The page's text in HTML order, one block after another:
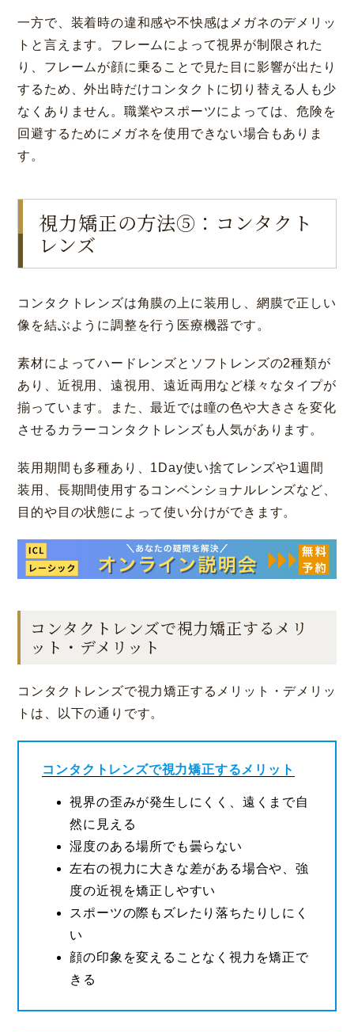
一方で、装着時の違和感や不快感はメガネのデメリッ
トと言えます。フレームによって視界が制限された
り、フレームが顔に乗ることで見た目に影響が出たり
するため、外出時だけコンタクトに切り替える人も少
なくありません。職業やスポーツによっては、危険を
回避するためにメガネを使用できない場合もありま
す。
視力矯正の方法⑤：コンタクト
レンズ
コンタクトレンズは角膜の上に装用し、網膜で正しい
像を結ぶように調整を行う医療機器です。
素材によってハードレンズとソフトレンズの2種類が
あり、近視用、遠視用、遠近両用など様々なタイプが
揃っています。また、最近では瞳の色や大きさを変化
させるカラーコンタクトレンズも人気があります。
装用期間も多種あり、1Day使い捨てレンズや1週間
装用、長期間使用するコンベンショナルレンズなど、
目的や目の状態によって使い分けができます。
コンタクトレンズで視力矯正するメリ
ット・デメリット
コンタクトレンズで視力矯正するメリット・デメリッ
トは、以下の通りです。
コンタクトレンズで視力矯正するメリット
視界の歪みが発生しにくく、遠くまで自
然に見える
湿度のある場所でも曇らない
左右の視力に大きな差がある場合や、強
度の近視を矯正しやすい
スポーツの際もズレたり落ちたりしにく
い
顔の印象を変えることなく視力を矯正で
きる